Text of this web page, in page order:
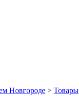
Новгороде > Товары